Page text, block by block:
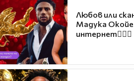
Любов или
Мадука Окойе
интернет❤️‍🔥🔥